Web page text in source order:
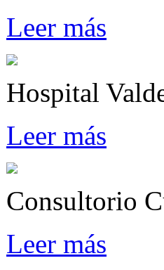
Leer más
Hospital
Leer más
Consultorio
Leer más